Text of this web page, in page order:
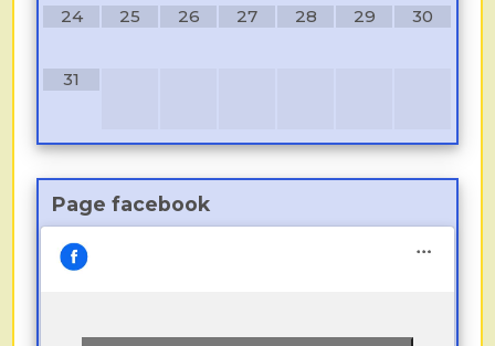
24 25 26 27 28 29 30
31
Page facebook